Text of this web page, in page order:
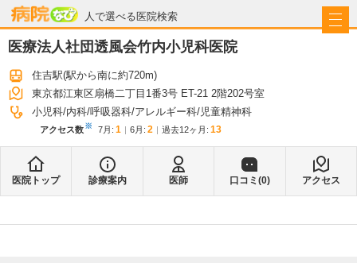
人で選べる医院検索
病院なび
医療法人社団透風会竹内小児科医院
住吉駅(駅から南に約720m)
東京都江東区扇橋二丁目1番3号 ET-21 2階202号室
小児科 内科 呼吸器科 アレルギー科 児童精神科
アクセス数※ 7月 : 1 6月 : 2 過去12ヶ月: 13
医院トップ 診療案内 医師 口コミ(0) アクセス